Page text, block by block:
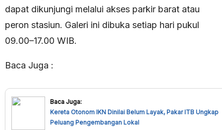
dapat dikunjungi melalui akses parkir barat atau
peron stasiun. Galeri ini dibuka setiap hari pukul
09.00–17.00 WIB.
Baca Juga :
Baca Juga:
Kereta Otonom IKN Dinilai Belum Layak, Pakar ITB Ungkap
Peluang Pengembangan Lokal